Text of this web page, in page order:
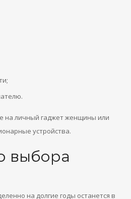
на личный гаджет женщины или
устройства.
выбора
на долгие годы останется в